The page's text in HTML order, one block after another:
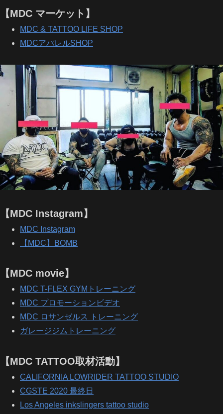
【MDC マーケット】
MDC & TATTOO LIFE SHOP
MDCアパレルSHOP
【MDC Instagram】
MDC Instagram
【MDC】BOMB
【MDC movie】
MDC T-FLEX GYMトレーニング
MDC プロモーションビデオ
MDC ロサンゼルス トレーニング
ガレージジムトレーニング
【MDC TATTOO取材活動】
CALIFORNIA LOWRIDER TATTOO STUDIO
CGSTE 2020 最終日
Los Angeles inkslingers tattoo studio